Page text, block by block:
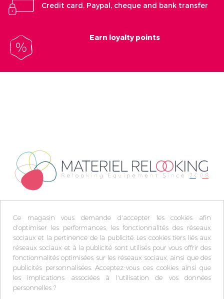
Credit card, Paypal, cheque and bank transfer
Earn loyalty points
Ce magasin vous demande d'accepter les cookies afin
d'optimiser les performances, les fonctionnalités des réseaux
sociaux et la pertinence de la publicité. Les cookies tiers liés aux
réseaux sociaux et à la publicité sont utilisés pour vous offrir des
fonctionnalités optimisées sur les réseaux sociaux, ainsi que des
publicités personnalisées. Acceptez-vous ces cookies ainsi que
les implications associées à l'utilisation de vos données
personnelles ?